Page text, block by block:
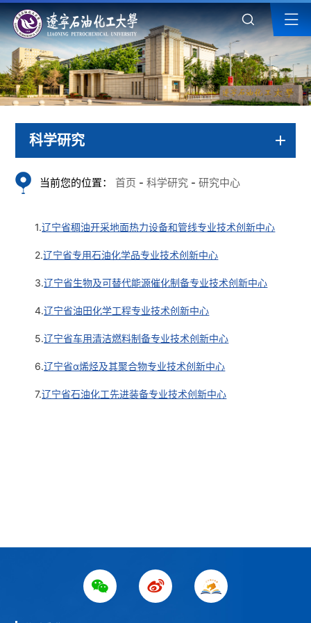
科学研究
当前您的位置：首页 -科学研究 -研究中心
1.辽宁省稠油开采地面热力设备和管线专业技术创新中心
2.辽宁省专用石油化学品专业技术创新中心
3.辽宁省生物及可替代能源催化制备专业技术创新中心
4.辽宁省油田化学工程专业技术创新中心
5.辽宁省车用清洁燃料制备专业技术创新中心
6.辽宁省α烯烃及其聚合物专业技术创新中心
7.辽宁省石油化工先进装备专业技术创新中心